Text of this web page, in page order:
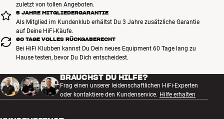
zuletzt von tollen Angeboten.
5 JAHRE MITGLIEDERGARANTIE
Als Mitglied im Kundenklub erhältst Du 3 Jahre zusätzliche Garantie
auf Deine HiFi-Käufe.
60 TAGE VOLLES RÜCKGABERECHT
Bei HiFi Klubben kannst Du Dein neues Equipment 60 Tage lang zu
Hause testen, bevor Du Dich entscheidest.
BRAUCHST DU HILFE?
Frag einen unserer leidenschaftlichen HiFi-Experten
oder kontaktiere den Kundenservice. Hilfe erhalten